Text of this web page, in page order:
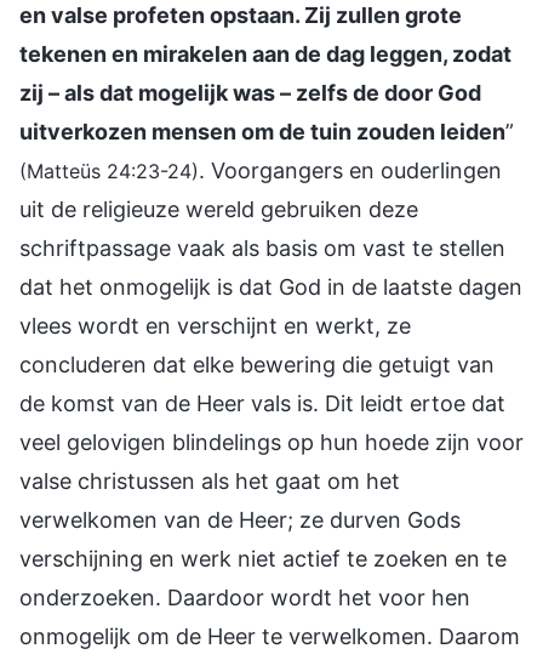
en valse profeten opstaan. Zij zullen grote
tekenen en mirakelen aan de dag leggen, zodat
zij – als dat mogelijk was – zelfs de door God
uitverkozen mensen om de tuin zouden leiden”
(Matteüs 24:23-24). Voorgangers en ouderlingen
uit de religieuze wereld gebruiken deze
schriftpassage vaak als basis om vast te stellen
dat het onmogelijk is dat God in de laatste dagen
vlees wordt en verschijnt en werkt, ze
concluderen dat elke bewering die getuigt van
de komst van de Heer vals is. Dit leidt ertoe dat
veel gelovigen blindelings op hun hoede zijn voor
valse christussen als het gaat om het
verwelkomen van de Heer; ze durven Gods
verschijning en werk niet actief te zoeken en te
onderzoeken. Daardoor wordt het voor hen
onmogelijk om de Heer te verwelkomen. Daarom